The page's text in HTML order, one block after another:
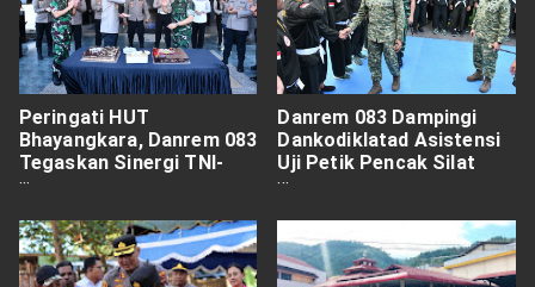
Peringati HUT
Bhayangkara, Danrem 083
Tegaskan Sinergi TNI-
Polri Kunci Keamanan
Danrem 083 Dampingi
Dankodiklatad Asistensi
Uji Petik Pencak Silat
Militer di Malang